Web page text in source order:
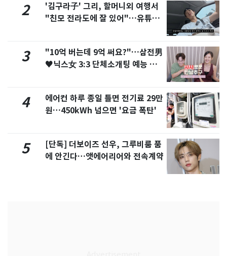
2
'김구라子' 그리, 할머니외 여행서
"친모 전라도에 잘 있어"…유튜브
3
"10억 버는데 9억 써요?"…삼전男
♥닉스女 3:3 단체소개팅 예능 화
4
에어컨 하루 종일 틀면 전기료 29만
원…450kWh 넘으면 '요금 폭탄'
5
[단독] 더보이즈 선우, 그루비룸 품
에 안긴다…앳에어리어와 전속계약